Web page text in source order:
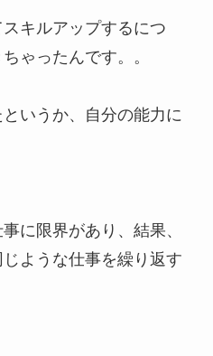
キルアップするにつ
ゃったんです。。
いうか、自分の能力に
に限界があり、結果、
ような仕事を繰り返す